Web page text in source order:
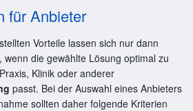
für Anbieter
Vorteile lassen sich nur dann
die gewählte Lösung optimal zu
Klinik oder anderer
passt. Bei der Auswahl eines Anbieters
sollten daher folgende Kriterien